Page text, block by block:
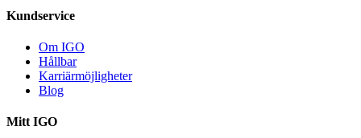
Kundservice
Om IGO
Hållbar
Karriärmöjligheter
Blog
Mitt IGO